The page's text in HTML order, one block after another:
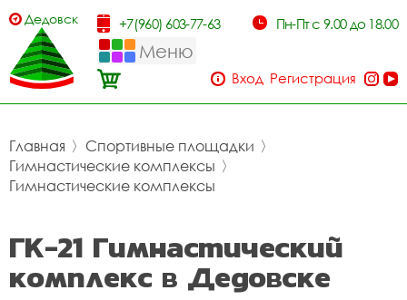
Дедовск +7(960) 603-77-63 Пн-Пт с 9.00 до 18.00
Меню
Вход Регистрация
Главная 〉 Спортивные площадки 〉
Гимнастические комплексы 〉
Гимнастические комплексы
ГК-21 Гимнастический
комплекс в Дедовске